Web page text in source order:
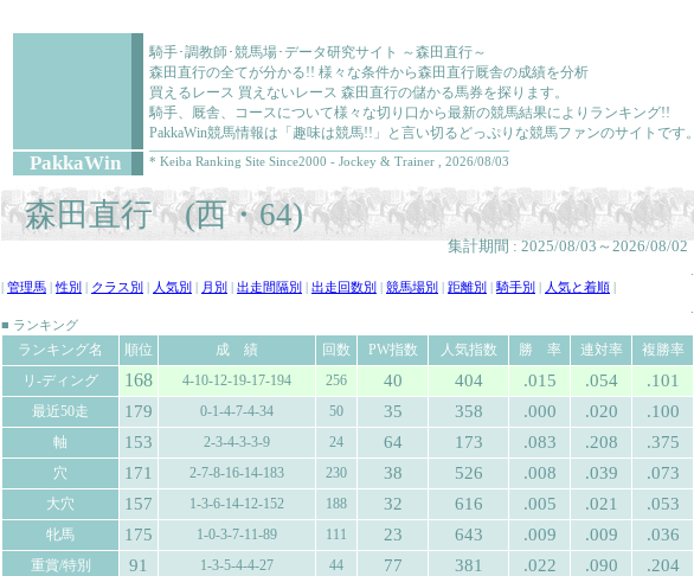
騎手･調教師･競馬場･データ研究サイト ～森田直行～
森田直行の全てが分かる!! 様々な条件から森田直行厩舎の成績を分析
買えるレース 買えないレース 森田直行の儲かる馬券を探ります。
騎手、厩舎、コースについて様々な切り口から最新の競馬結果によりランキング!!
PakkaWin競馬情報は「趣味は競馬!!」と言い切るどっぷりな競馬ファンのサイトです。
PakkaWin * Keiba Ranking Site Since2000 - Jockey & Trainer , 2026/08/03
森田直行 (西・64)
集計期間 : 2025/08/03～2026/08/02
.
管理馬 |性別 クラス別 人気別 月別 出走間隔別 出走回数別 競馬場別 距離別 騎手別 人気と着順
.
■ ランキング
ランキング名 順位 成 績 回数 PW指数 人気指数 勝 率 連対率
複勝率
リ-ディング
168 4-10-12-19-17-194 256 40 404 .015 .054 .101
最近50走 179 0-1-4-7-4-34 50 35 358 .000 .020 .100
軸 153 2-3-4-3-3-9 24 64 173 .083 .208 .375
穴 171 2-7-8-16-14-183 230 38 526 .008 .039 .073
大穴 157 1-3-6-14-12-152 188 32 616 .005 .021 .053
牝馬 175 1-0-3-7-11-89 111 23 643 .009 .009 .036
重賞/特別 91 1-3-5-4-4-27 44 77 381 .022 .090 .204